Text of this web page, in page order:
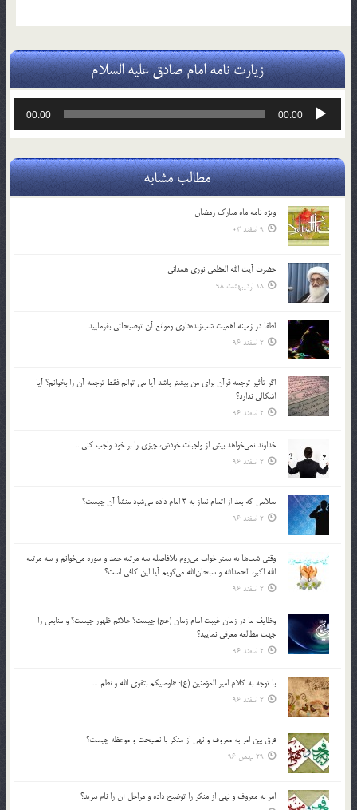
زیارت نامه امام صادق علیه السلام
پخش‌کننده
00:00
00:00
مطالب مشابه
ویژه نامه ماه مبارک رمضان
9 اسفند 03
حضرت آیت الله العظمی نوری همدانی
18 اردیبهشت 98
لطفا در زمينه اهميت شب‌زنده‌داري وموانع آن توضيحاتي بفرماييد.
2 اسفند 96
اگر تأثير ترجمه قرآن براي من بيشتر باشد آيا مي توانم فقط ترجمه آن را بخوانم؟ آيا
اشكالي ندارد؟
2 اسفند 96
خداوند نمي‌خواهد بيش از واجبات خودش، چيزي را بر خود واجب كني…
2 اسفند 96
سلامي كه بعد از اتمام نماز به 3 امام داده مي‌شود منشأ آن چيست؟
2 اسفند 96
وقتي شب‌ها به بستر خواب مي‌روم بلافاصله سه مرتبه حمد و سوره مي‌خوانم و سه مرتبه
الله اكبر، الحمدالله و سبحان‌الله مي‌گويم آيا اين كافي است؟
2 اسفند 96
وظايف ما در زمان غيبت امام زمان (عج) چيست؟ علائم ظهور چيست؟ و منابعي را
جهت مطالعه معرفي نماييد؟
2 اسفند 96
با توجه به كلام امير المؤمنين (ع): «اوصيكم بتقوي الله و نظم …
2 اسفند 96
فرق بين امر به معروف و نهي از منكر با نصيحت و موعظه چيست؟
29 بهمن 96
امر به معروف و نهي از منكر را توضيح داده و مراحل آن را نام ببريد؟